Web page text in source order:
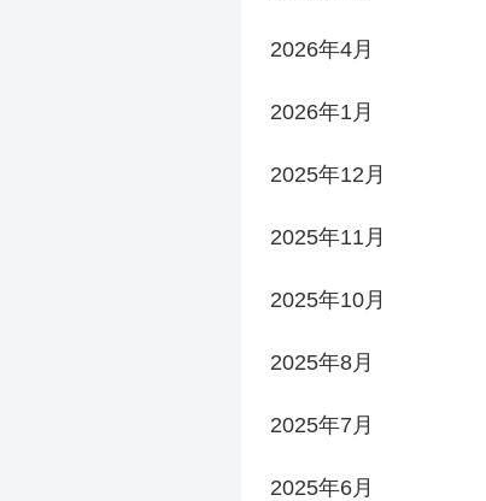
2026年4月
2026年1月
2025年12月
2025年11月
2025年10月
2025年8月
2025年7月
2025年6月